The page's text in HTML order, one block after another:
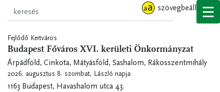
szövegbeállítások
Fejlődő Kertváros
Budapest Főváros XVI. kerületi Önkormányzat
Árpádföld, Cinkota, Mátyásföld, Sashalom, Rákosszentmihály
2026. augusztus 8. szombat, László napja
1163 Budapest, Havashalom utca 43.